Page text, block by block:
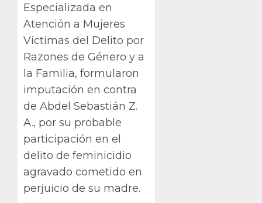
Especializada en
Atención a Mujeres
Víctimas del Delito por
Razones de Género y a
la Familia, formularon
imputación en contra
de Abdel Sebastián Z.
A., por su probable
participación en el
delito de feminicidio
agravado cometido en
perjuicio de su madre.